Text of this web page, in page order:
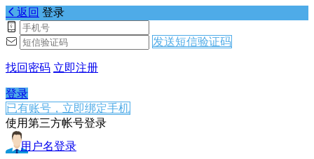
返回 登录
发送短信验证码
找回密码 立即注册
登录
已有账号，立即绑定手机
使用第三方帐号登录
用户名登录